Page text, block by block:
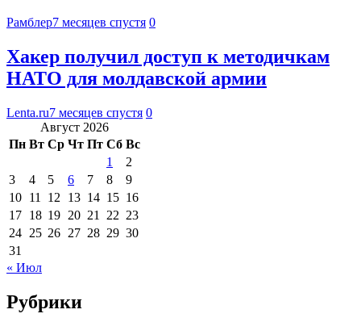
Рамблер7 месяцев спустя 0
Хакер получил доступ к методичкам
НАТО для молдавской армии
Lenta.ru7 месяцев спустя 0
Август 2026
Пн Вт Ср Чт Пт Сб Вс
1
2
3
4 5 6 7 8
9
10 11 12 13 14 15 16
17 18 19 20 21 22 23
24 25 26 27 28 29 30
31
« Июл
Рубрики